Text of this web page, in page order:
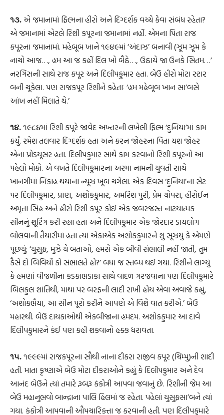
૧૩. એ જમાનામાં ફિલ્મના હીરો અને દિગ્દર્શક વચ્ચે કેવા સંબંધ રહેતા?
એ જમાનામાં એટલે રિશી કપૂરના જમાનામાં નહીં. એમના પિતા રાજ
કપૂરના જમાનામાં. મહેબૂબ ખાને ૧૯૪૯માં ‘અંદાઝ’ બનાવી (ઝૂમ ઝૂમ કે
નાચો આજ…, હમ આ જ કહીં દિલ ખો બૈઠે…, ઉઠાયે જા ઉનકે સિતમ…’
નરગિસની સાથે રાજ કપૂર અને દિલીપકુમાર હતા. બેઉ હીરો મોટા સ્ટાર
બની ચૂકેલા. પણ રાજકપૂર રિશીને કહેતાઃ ‘હમ મહેબૂબ ખાન સા’બસે
આંખ નહીં મિલાતે થે.’
૧૪.૧૯૮૪માં રિશી કપૂરે જાવેદ અખ્તરની લખેલી ફિલ્મ ‘દુનિયા’માં કામ
કર્યું. રમેશ તલવાર દિગ્દર્શક હતા અને કરન જોહરના પિતા યશ જોહર
એના પ્રોડયૂસર હતા. દિલીપકુમાર સાથે કામ કરવાનો રિશી કપૂરનો આ
પહેલો મોકો. એ વખતે દિલીપકુમારના અસ્મા નામની યુવતી સાથે
ખાનગીમાં નિકાહ થયાના ન્યૂઝ ખૂબ ચગેલા. એક દિવસ ‘દુનિયા’ના સેટ
પર દિલીપકુમાર, પ્રાણ, અશોકકુમાર, અમરિશ પુરી, પ્રેમ ચોપરા, હીરોઈન
અમૃતા સિંહ અને હીરો રિશી કપૂર કોઈ એક જબરજસ્ત નાટયાત્મક
સીનનું શૂટિંગ કરી રહ્યા હતા અને દિલીપકુમાર એક જોરદાર ડાયલોગ
બોલવાની તૈયારીમાં હતા ત્યાં એકાએક અશોકકુમારને શું સૂઝયું કે એમણે
પૂછયું: ‘યુસુફ, મુઝે યે બતાઓ, હમસે એક બીવી સંભાલી નહીં જાતી, તુમ
કૈસે દો બિવિયોં કો સંભાલતે હો?’ બધા જ સ્તબ્ધ થઈ ગયા. રિશીને લાગ્યું
કે હમણાં વીજળીના કડકાભડાકા સાથે વાદળ ગરજવાના પણ દિલીપકુમારે
બિલકુલ શાંતિથી, માથા પર બરફની લાદી રાખી હોય એવા અવાજે કહ્યું,
‘અશોકભૈયા, આ સીન પૂરો કરીને આપણે એ વિશે વાત કરીએ.’ બેઉ
મહારથી. બેઉ દાયકાઓથી એકબીજાના હમદમ. અશોકકુમાર આ દાવે
દિલીપકુમારને કંઈ પણ કહી શકવાનો હક્ક ધરાવતા.
૧૫.૧૯૯૯માં રાજકપૂરના સૌથી નાના દીકરા રાજીવ કપૂર (ચિમ્પુ)ની શાદી
હતી. માતા કૃષ્ણાએ બેઉ મોટા દીકરાઓને કહ્યું કે દિલીપકુમાર અને દેવ
આનંદ બેઉને ત્યાં તમારે રૂબરૂ કંકોત્રી આપવા જવાનું છે. રિશીની જેમ આ
બેઉ મહાનુભવો બાન્દ્રાના પાલિ હિલમાં જ રહેતા. પહેલાં યુસુફસા’બને ત્યાં
ગયા. કંકોત્રી આપવાની ઔપચારિક્તા જ કરવાની હતી. પણ દિલીપકુમારે